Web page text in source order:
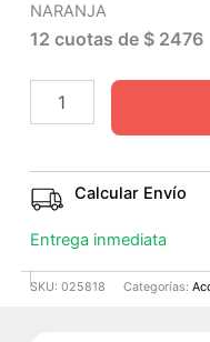
Entrega inmediata
NARANJA
12 cuotas de $ 2476
Calcular Envío
SKU: 025818 Categorías: